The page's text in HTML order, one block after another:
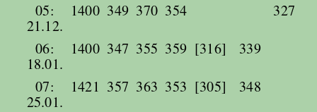
05:
21.12.
1400 349 370 354
327
06:
18.01.
1400 347 355 359 [316]
339
07:
25.01.
1421 357 363 353 [305]
348